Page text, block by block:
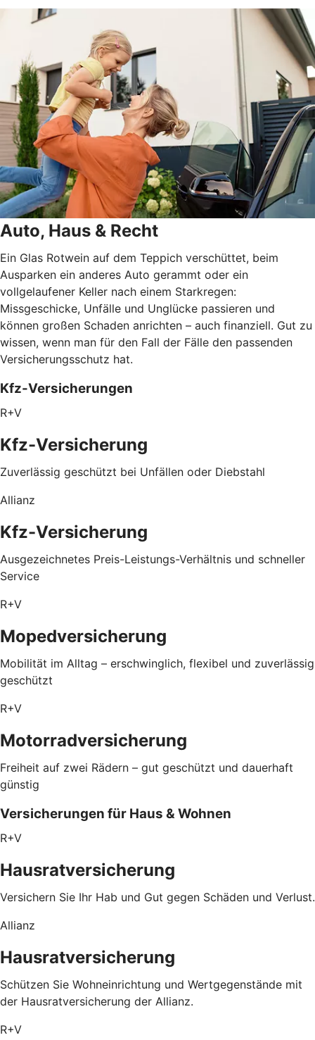
Auto, Haus & Recht
Ein Glas Rotwein auf dem Teppich verschüttet, beim
Ausparken ein anderes Auto gerammt oder ein
vollgelaufener Keller nach einem Starkregen:
Missgeschicke, Unfälle und Unglücke passieren und
können großen Schaden anrichten – auch finanziell. Gut zu
wissen, wenn man für den Fall der Fälle den passenden
Versicherungsschutz hat.
Kfz-Versicherungen
R+V
Kfz-Versicherung
Zuverlässig geschützt bei Unfällen oder Diebstahl
Allianz
Kfz-Versicherung
Ausgezeichnetes Preis-Leistungs-Verhältnis und schneller
Service
R+V
Mopedversicherung
Mobilität im Alltag – erschwinglich, flexibel und zuverlässig
geschützt
R+V
Motorradversicherung
Freiheit auf zwei Rädern – gut geschützt und dauerhaft
günstig
Versicherungen für Haus & Wohnen
R+V
Hausratversicherung
Versichern Sie Ihr Hab und Gut gegen Schäden und Verlust.
Allianz
Hausratversicherung
Schützen Sie Wohneinrichtung und Wertgegenstände mit
der Hausratversicherung der Allianz.
R+V